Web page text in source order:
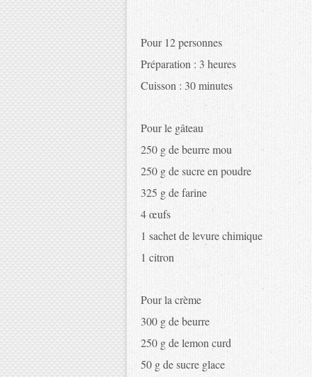
Pour 12 personnes
Préparation : 3 heures
Cuisson : 30 minutes
Pour le gâteau
250 g de beurre mou
250 g de sucre en poudre
325 g de farine
4 œufs
1 sachet de levure chimique
1 citron
Pour la crème
300 g de beurre
250 g de lemon curd
50 g de sucre glace